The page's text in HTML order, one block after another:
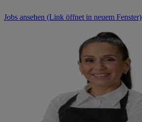
Jobs ansehen (Link öffnet in neuem Fenster)